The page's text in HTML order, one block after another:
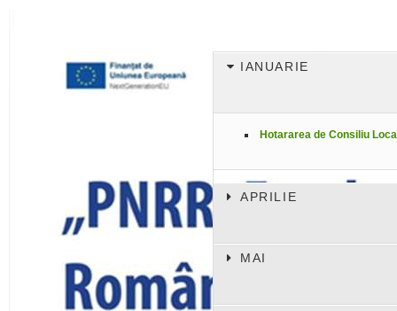
IANUARIE
Hotararea de Consiliu
APRILIE
MAI